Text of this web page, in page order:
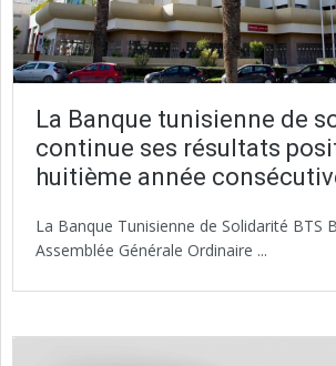
La Banque tunisienne de
continue ses résultats
huitième année
La Banque Tunisienne de Solidarité BTS
Assemblée Générale Ordinaire ...